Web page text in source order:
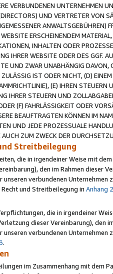
VERBUNDENEN UNTERNEHMEN
UND VERTRETER VON
ERSCHEINENDEM
INHALTEN ODER
IHRER WEBSITE ODER DES GGF.
UND ZWAR UNABHÄNGIG
IST ODER NICHT, (D)
(E) IHREN
IHRER STEUERN UND
(F) FAHRLÄSSIGKEIT ODER
BEAUFTRAGTEN KÖNNEN IM
UND JEDE PROZESSUALE
ZUM ZWECK DER
Streitbeilegung
die in irgendeiner Weise mit
den im Rahmen dieser
unseren verbundenen
und Streitbeilegung in Anhang 2
die in irgendeiner
dieser Vereinbarung), den
unseren verbundenen
.
im Zusammenhang mit dem